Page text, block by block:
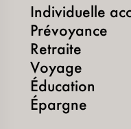
Individuelle
Prévoyance
Retraite
Voyage
Éducation
Épargne